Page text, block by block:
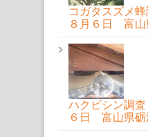
コガタスズメ
８月６日 富山
ハクビシン調
６日 富山県砺